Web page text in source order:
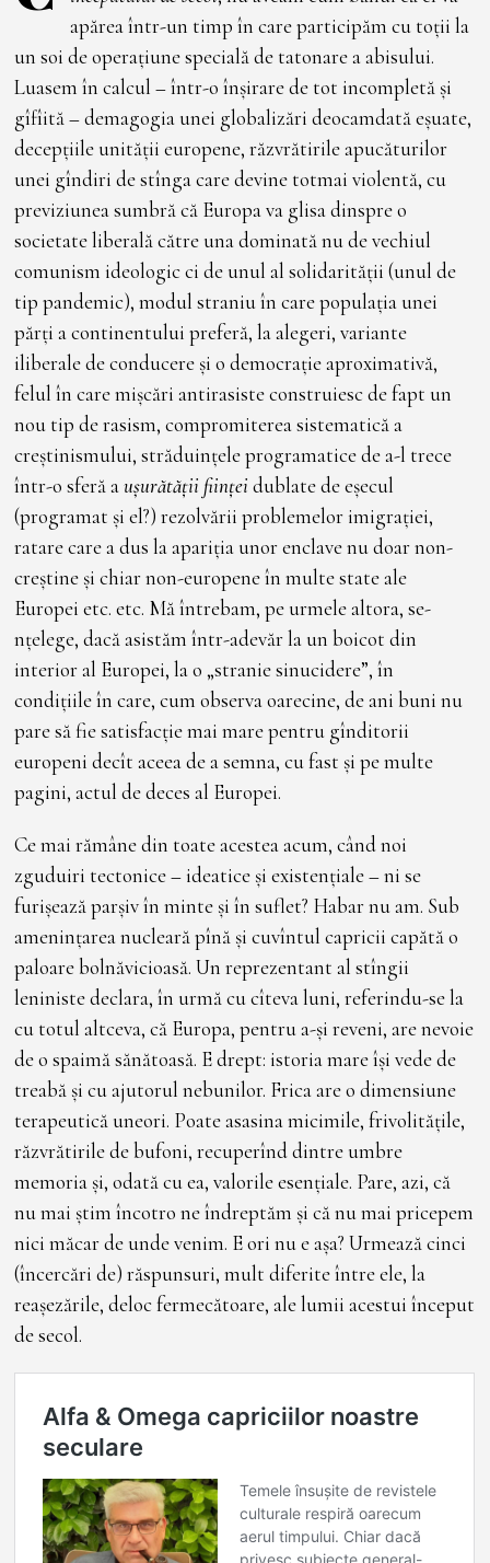
apărea într-un timp în care participăm cu toții la
un soi de operațiune specială de tatonare a abisului.
Luasem în calcul–într-o înșirare de tot incompletă și
gîfîită–demagogia unei globalizări deocamdată eșuate,
decepțiile unității europene, răzvrătirile apucăturilor
unei gîndiri de stînga care devine totmai violentă, cu
previziunea sumbră că Europa va glisa dinspre o
societate liberală către una dominată nu de vechiul
comunism ideologic ci de unul al solidarității (unul de
tip pandemic), modul straniu în care populația unei
părți a continentului preferă, la alegeri, variante
iliberale de conducere și o democrație aproximativă,
felul în care mișcări antirasiste construiesc de fapt un
nou tip de rasism, compromiterea sistematică a
creștinismului, străduințele programatice de a-l trece
într-o sferă aușurătății ființeidublate de eșecul
(programat și el?) rezolvării problemelor imigrației,
ratare care a dus la apariția unor enclave nu doar non-
creștine și chiar non-europene în multe state ale
Europei etc. etc. Mă întrebam, pe urmele altora, se-
nțelege, dacă asistăm într-adevăr la un boicot din
interior al Europei, la o „stranie sinucidere”, în
condițiile în care, cum observa oarecine, de ani buni nu
pare să fie satisfacție mai mare pentru gînditorii
europeni decît aceea de a semna, cu fast și pe multe
pagini, actul de deces al Europei.
Ce mai rămâne din toate acestea acum, când noi
zguduiri tectonice–ideatice și existențiale–ni se
furișează parșiv în minte și în suflet? Habar nu am. Sub
amenințarea nucleară pînă și cuvîntul capricii capătă o
paloare bolnăvicioasă. Un reprezentant al stîngii
leniniste declara, în urmă cu cîteva luni, referindu-se la
cu totul altceva, că Europa, pentru a-și reveni, are nevoie
de o spaimă sănătoasă. E drept: istoria mare își vede de
treabă și cu ajutorul nebunilor. Frica are o dimensiune
terapeutică uneori. Poate asasina micimile, frivolitățile,
răzvrătirile de bufoni, recuperînd dintre umbre
memoria și, odată cu ea, valorile esențiale. Pare, azi, că
nu mai știm încotro ne îndreptăm și că nu mai pricepem
nici măcar de unde venim. E ori nu e așa? Urmează cinci
(încercări de) răspunsuri, mult diferite între ele, la
reașezările, deloc fermecătoare, ale lumii acestui început
de secol.